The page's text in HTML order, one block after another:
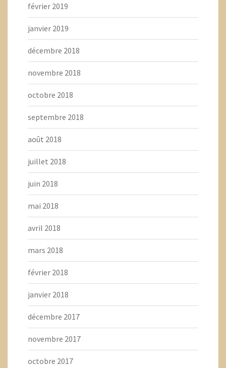
février 2019
janvier 2019
décembre 2018
novembre 2018
octobre 2018
septembre 2018
août 2018
juillet 2018
juin 2018
mai 2018
avril 2018
mars 2018
février 2018
janvier 2018
décembre 2017
novembre 2017
octobre 2017